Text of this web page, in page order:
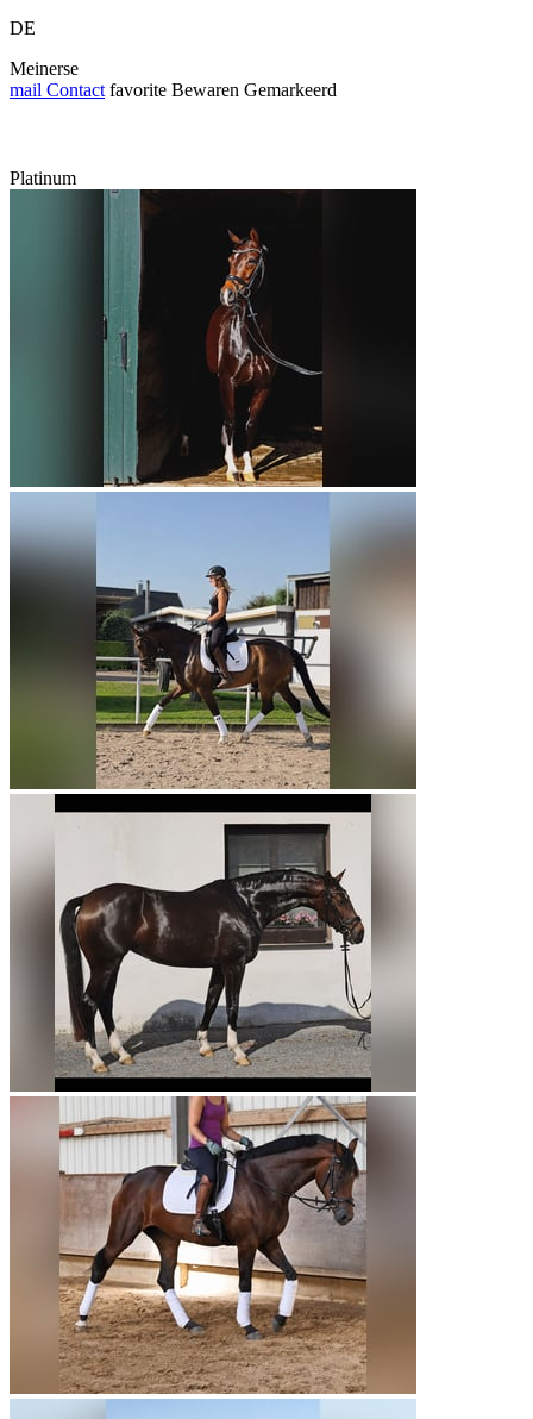
DE
Meinerse
mail Contact favorite Bewaren Gemarkeerd
Platinum